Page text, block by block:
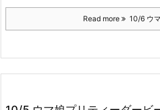
Read more 10/6 ウ